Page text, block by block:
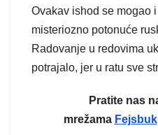
Ovakav ishod se mogao
misteriozno potonuće
Radovanje u redovima
potrajalo, jer u ratu sve
Pratite nas
mrežama Fejsbuk